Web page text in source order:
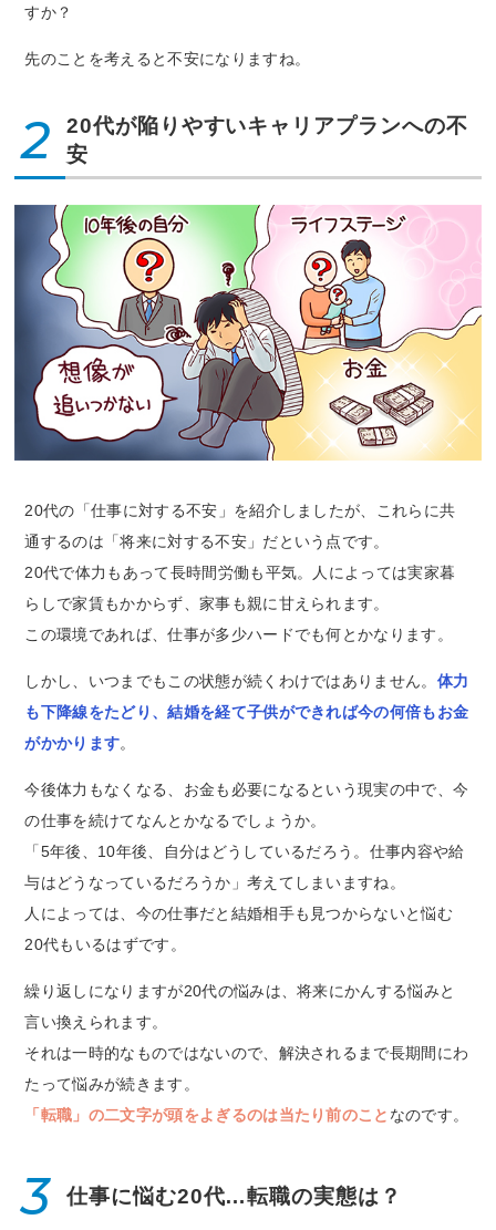
すか？
先のことを考えると不安になりますね。
2
20代が陥りやすいキャリアプランへの不
安
20代の「仕事に対する不安」を紹介しましたが、これらに共
通するのは「将来に対する不安」だという点です。
20代で体力もあって長時間労働も平気。人によっては実家暮
らしで家賃もかからず、家事も親に甘えられます。
この環境であれば、仕事が多少ハードでも何とかなります。
しかし、いつまでもこの状態が続くわけではありません。 体力
も下降線をたどり、結婚を経て子供ができれば今の何倍もお金
がかかります。
今後体力もなくなる、お金も必要になるという現実の中で、今
の仕事を続けてなんとかなるでしょうか。
「5年後、10年後、自分はどうしているだろう。仕事内容や給
与はどうなっているだろうか」考えてしまいますね。
人によっては、今の仕事だと結婚相手も見つからないと悩む
20代もいるはずです。
繰り返しになりますが20代の悩みは、将来にかんする悩みと
言い換えられます。
それは一時的なものではないので、解決されるまで長期間にわ
たって悩みが続きます。
「転職」の二文字が頭をよぎるのは当たり前のこと なのです。
3 仕事に悩む20代…転職の実態は？